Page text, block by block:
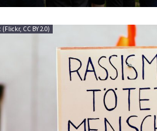
CC BY 2.0)